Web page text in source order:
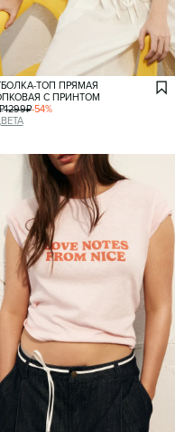
ТОП ПРЯМАЯ
С ПРИНТОМ
₽1299₽-54%